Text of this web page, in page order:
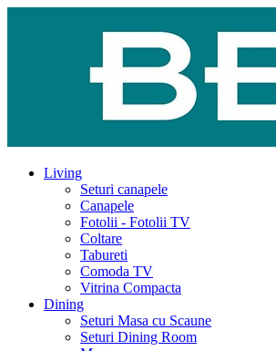
Living
Seturi canapele
Canapele
Fotolii - Fotolii TV
Coltare
Tabureti
Comoda TV
Vitrina Compacta
Dining
Seturi Masa cu Scaune
Seturi Dining Room